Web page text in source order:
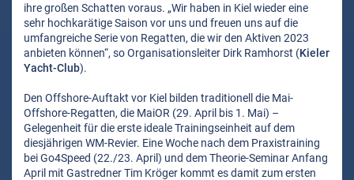
ihre großen Schatten voraus. „Wir haben in Kiel wieder eine
sehr hochkarätige Saison vor uns und freuen uns auf die
umfangreiche Serie von Regatten, die wir den Aktiven 2023
anbieten können“, so Organisationsleiter Dirk Ramhorst (Kieler
Yacht-Club).
Den Offshore-Auftakt vor Kiel bilden traditionell die Mai-
Offshore-Regatten, die MaiOR (29. April bis 1. Mai) –
Gelegenheit für die erste ideale Trainingseinheit auf dem
diesjährigen WM-Revier. Eine Woche nach dem Praxistraining
bei Go4Speed (22./23. April) und dem Theorie-Seminar Anfang
April mit Gastredner Tim Kröger kommt es damit zum ersten